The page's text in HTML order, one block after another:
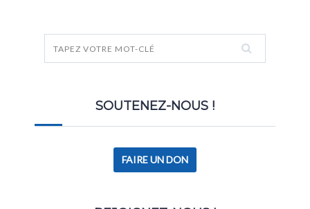
SOUTENEZ-NOUS !
FAIRE UN DON